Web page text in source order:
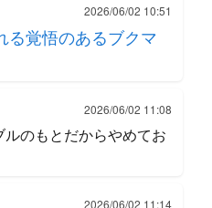
2026/06/02 10:51
る覚悟のあるブクマ
2026/06/02 11:08
のもとだからやめてお
2026/06/02 11:14